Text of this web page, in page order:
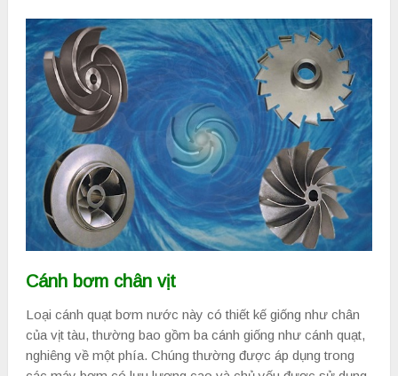
Cánh bơm chân vịt
Loại cánh quạt bơm nước này có thiết kế giống như chân
của vịt tàu, thường bao gồm ba cánh giống như cánh quạt,
nghiêng về một phía. Chúng thường được áp dụng trong